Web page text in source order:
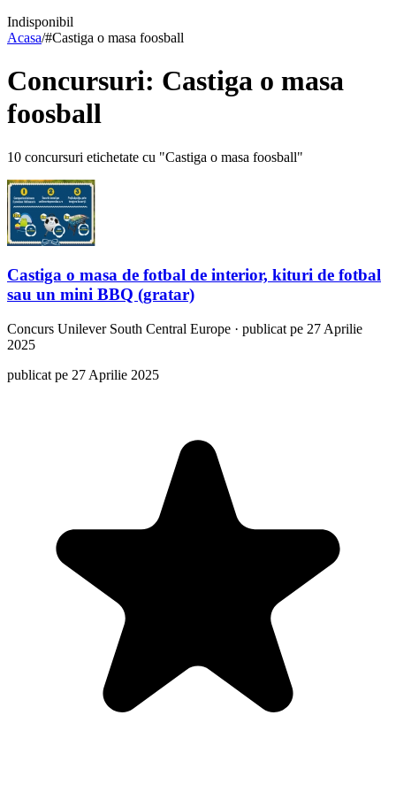
Indisponibil
Acasa/#Castiga o masa foosball
Concursuri: Castiga o masa
foosball
10 concursuri etichetate cu "Castiga o masa foosball"
Castiga o masa de fotbal de interior, kituri de fotbal
sau un mini BBQ (gratar)
Concurs Unilever South Central Europe · publicat pe 27 Aprilie
2025
publicat pe 27 Aprilie 2025